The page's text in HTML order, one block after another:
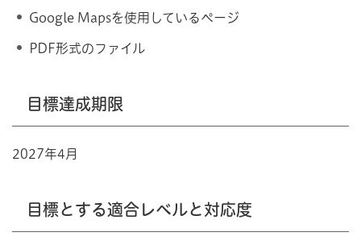
Google Mapsを使用しているページ
PDF形式のファイル
目標達成期限
2027年4月
目標とする適合レベルと対応度